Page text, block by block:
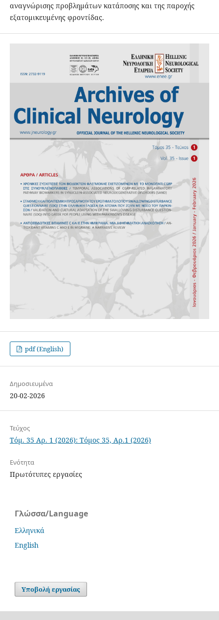
αναγνώρισης προβλημάτων κατάποσης και της παροχής
εξατομικευμένης φροντίδας.
pdf (English)
Δημοσιευμένα
20-02-2026
Τεύχος
Τόμ. 35 Αρ. 1 (2026): Τόμος 35, Αρ.1 (2026)
Ενότητα
Πρωτότυπες εργασίες
Γλώσσα/Language
Ελληνικά
English
Υποβολή εργασίας